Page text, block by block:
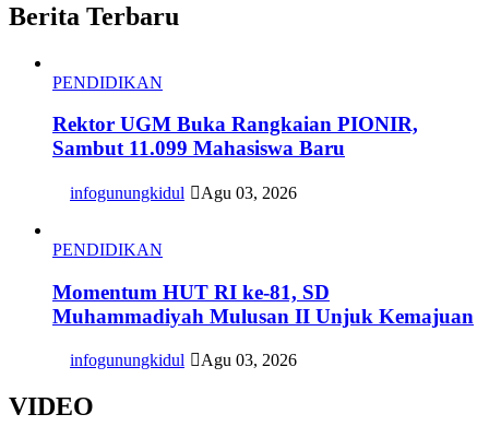
Berita Terbaru
PENDIDIKAN
Rektor UGM Buka Rangkaian PIONIR,
Sambut 11.099 Mahasiswa Baru
infogunungkidul Agu 03, 2026
PENDIDIKAN
Momentum HUT RI ke-81, SD
Muhammadiyah Mulusan II Unjuk Kemajuan
infogunungkidul Agu 03, 2026
VIDEO